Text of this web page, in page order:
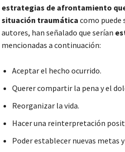
estrategias de afrontamiento
situación traumática como puede
autores, han señalado que serían
mencionadas a continuación:
Aceptar el hecho ocurrido.
Querer compartir la pena y el
Reorganizar la vida.
Hacer una reinterpretación
Poder establecer nuevas metas